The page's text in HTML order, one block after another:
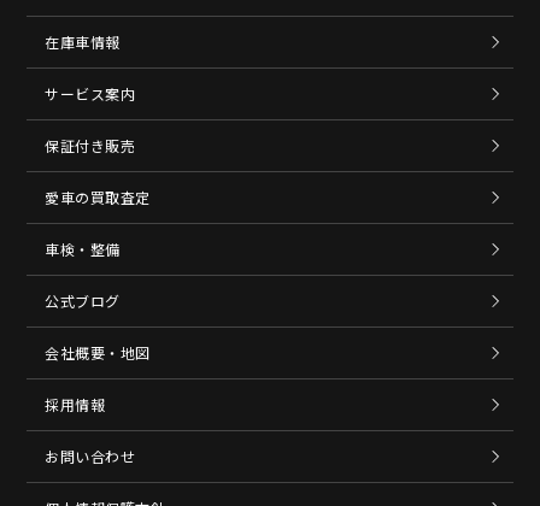
在庫車情報
サービス案内
保証付き販売
愛車の買取査定
車検・整備
公式ブログ
会社概要・地図
採用情報
お問い合わせ